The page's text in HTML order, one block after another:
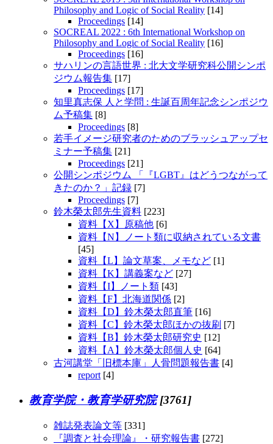
Philosophy and Logic of Social Reality [14]
Proceedings [14]
SOCREAL 2022 : 6th International Workshop on
Philosophy and Logic of Social Reality [16]
Proceedings [16]
サハリンの言語世界 : 北大文学研究科公開シンポ
ジウム報告集 [17]
Proceedings [17]
知里真志保 人と学問 : 生誕百周年記念シンポジウ
ム予稿集 [8]
Proceedings [8]
若手イメージ研究者のためのブラッシュアップセ
ミナー予稿集 [21]
Proceedings [21]
公開シンポジウム 「『LGBT』はどうつながって
きたのか？」記録 [7]
Proceedings [7]
鈴木榮太郎先生資料 [223]
資料【X】原稿他 [6]
資料【N】ノート類に収納されている文書
[45]
資料【L】論文草案、メモなど [1]
資料【K】講義案など [27]
資料【I】ノート類 [43]
資料【F】北海道関係 [2]
資料【D】鈴木榮太郎直筆 [16]
資料【C】鈴木榮太郎ほかの抜刷 [7]
資料【B】鈴木榮太郎研究史 [12]
資料【A】鈴木榮太郎個人史 [64]
古河講堂「旧標本庫」人骨問題報告書 [4]
report [4]
教育学院・教育学研究院 [3761]
雑誌発表論文等 [331]
『調査と社会理論』・研究報告書 [272]